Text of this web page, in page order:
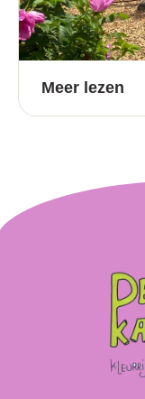
Meer lezen